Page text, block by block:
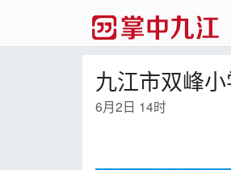
九江市双峰
6月2日 14时